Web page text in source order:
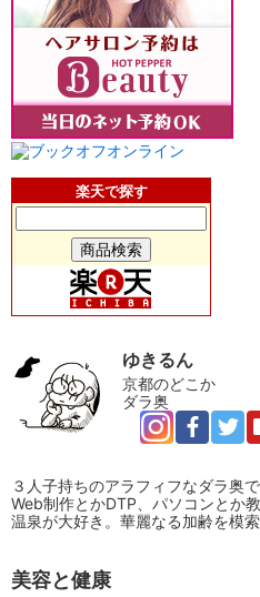
楽天で探す
ゆきるん
京都のどこか
ダラ奥
３人子持ちのアラフィフなダラ奥で
Web制作とかDTP、パソコンとか
温泉が大好き。華麗なる加齢を模
美容と健康